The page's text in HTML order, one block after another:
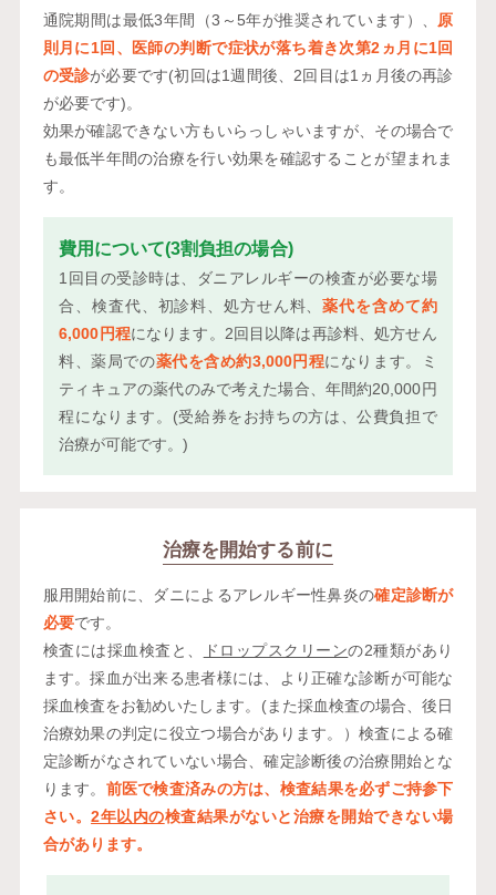
通院期間は最低3年間（3～5年が推奨されています）、 原
則月に1回、医師の判断で症状が落ち着き次第2ヵ月に1回
の受診が必要です(初回は1週間後、2回目は1ヵ月後の再診
が必要です)。
効果が確認できない方もいらっしゃいますが、その場合で
も最低半年間の治療を行い効果を確認することが望まれま
す。
費用について(3割負担の場合)
1回目の受診時は、ダニアレルギーの検査が必要な場
合、検査代、初診料、処方せん料、薬代を含めて約
6,000円程になります。2回目以降は再診料、処方せん
料、薬局での薬代を含め約3,000円程になります。ミ
ティキュアの薬代のみで考えた場合、年間約20,000円
程になります。(受給券をお持ちの方は、公費負担で
治療が可能です。)
治療を 開始する前に
服用開始前に、ダニによるアレルギー性鼻炎の確定診断が
必要です。
検査には採血検査と、
ドロップスクリーンの2種類があり
ます。採血が出来る患者様には、より正確な診断が可能な
採血検査をお勧めいたします。(また採血検査の場合、後日
治療効果の判定に役立つ場合があります。）検査による確
定診断がなされていない場合、確定診断後の治療開始とな
ります。 前医で検査済みの方は、検査結果を必ずご持参下
さい。2年以内の検査結果がないと治療を開始できない場
合があります。